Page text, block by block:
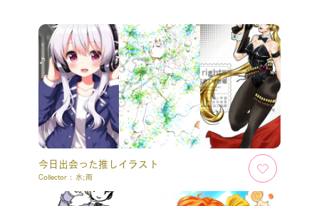
今日出会った推しイラスト
Collector : 水;雨